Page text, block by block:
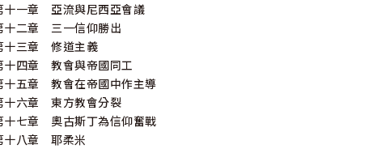
十一章 亞流與尼西亞會議
十二章 三一信仰勝出
十三章 修道主義
十四章 教會與帝國同工
十五章 教會在帝國中作主導
十六章 東方教會分裂
十七章 奧古斯丁為信仰奮戰
十八章 耶柔米